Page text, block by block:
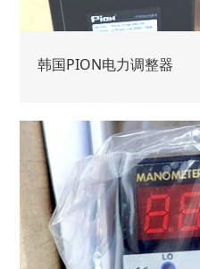
韩国PION电力调整器